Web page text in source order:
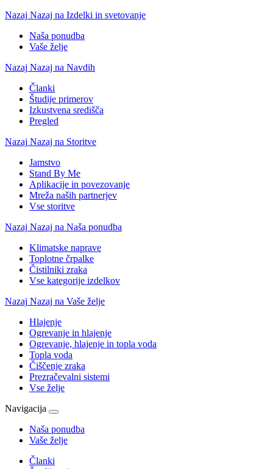
Nazaj Nazaj na Izdelki in svetovanje
Naša ponudba
Vaše želje
Nazaj Nazaj na Navdih
Članki
Študije primerov
Izkustvena središča
Pregled
Nazaj Nazaj na Storitve
Jamstvo
Stand By Me
Aplikacije in povezovanje
Mreža naših partnerjev
Vse storitve
Nazaj Nazaj na Naša ponudba
Klimatske naprave
Toplotne črpalke
Čistilniki zraka
Vse kategorije izdelkov
Nazaj Nazaj na Vaše želje
Hlajenje
Ogrevanje in hlajenje
Ogrevanje, hlajenje in topla voda
Topla voda
Čiščenje zraka
Prezračevalni sistemi
Vse želje
Navigacija
Naša ponudba
Vaše želje
Članki